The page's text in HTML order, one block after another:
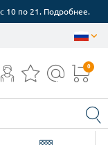
10 по 21. Подробнее.
0